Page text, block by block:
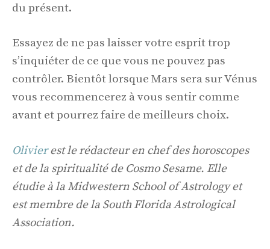
du présent.
Essayez de ne pas laisser votre esprit trop
s’inquiéter de ce que vous ne pouvez pas
contrôler. Bientôt lorsque Mars sera sur Vénus
vous recommencerez à vous sentir comme
avant et pourrez faire de meilleurs choix.
Olivierest le rédacteur en chef des horoscopes
et de la spiritualité de Cosmo Sesame. Elle
étudie à la Midwestern School of Astrology et
est membre de la South Florida Astrological
Association.